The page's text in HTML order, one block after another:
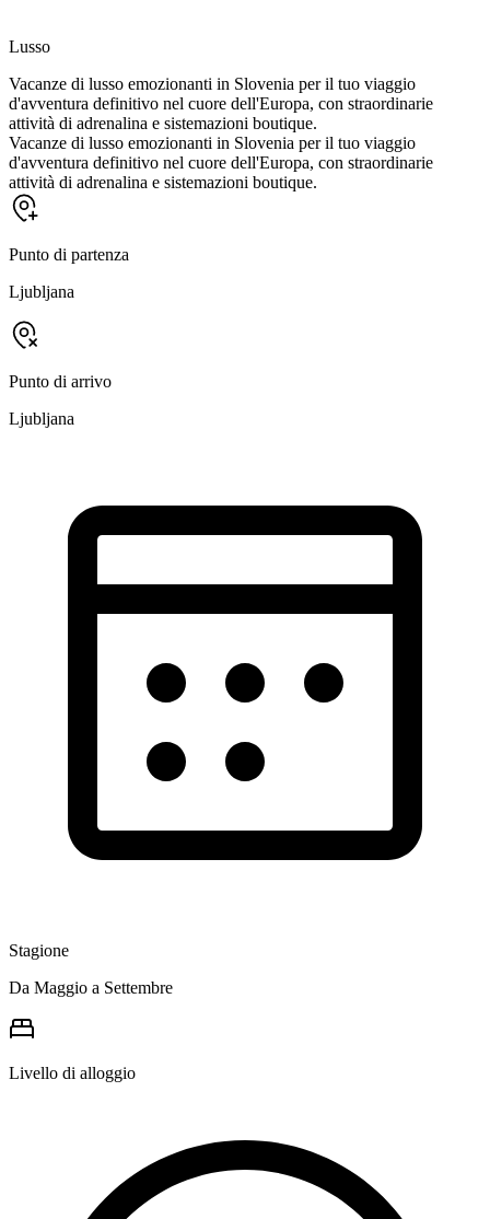
Lusso
Vacanze di lusso emozionanti in Slovenia per il tuo viaggio
d'avventura definitivo nel cuore dell'Europa, con straordinarie
attività di adrenalina e sistemazioni boutique.
Vacanze di lusso emozionanti in Slovenia per il tuo viaggio
d'avventura definitivo nel cuore dell'Europa, con straordinarie
attività di adrenalina e sistemazioni boutique.
Punto di partenza
Ljubljana
Punto di arrivo
Ljubljana
Stagione
Da Maggio a Settembre
Livello di alloggio